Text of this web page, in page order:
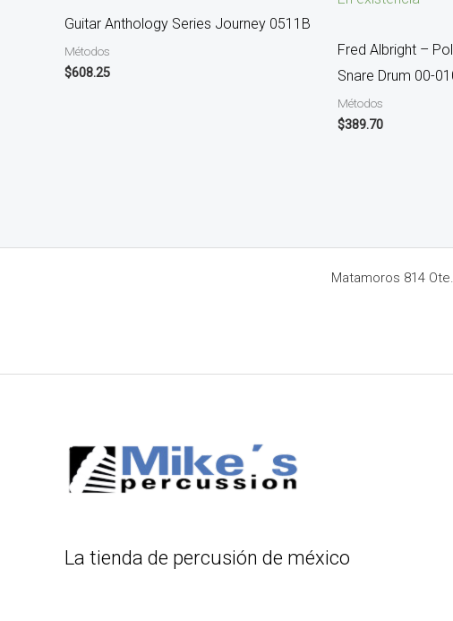
Guitar Anthology Series Journey 0511B
Métodos
$608.25
Fred Albright –
Snare Drum 00-
Métodos
$389.70
Matamoros 814
La tienda de percusión de méxico